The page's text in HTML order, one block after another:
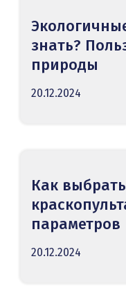
знать?
природы
20.12.2024
Как
параметров
20.12.2024